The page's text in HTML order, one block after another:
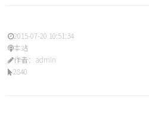
2015-07-20 10:51:34
本站
作者：admin
2840